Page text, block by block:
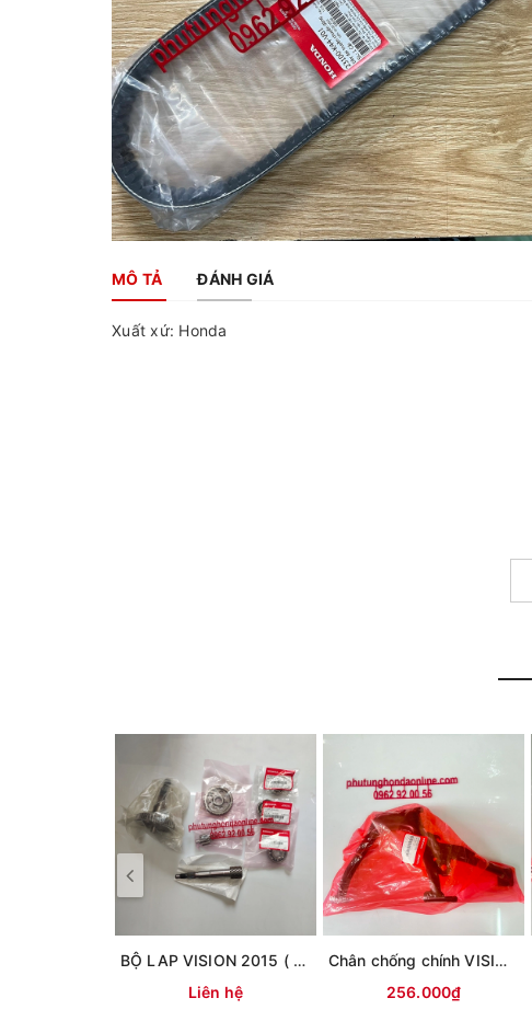
MÔ TẢ ĐÁNH GIÁ
Xuất xứ: Honda
BỘ LAP VISION 2015 ( CÓ GIÒ ĐẠP)
Liên hệ
Chân chống chính VISION 2021 PHIÊN BẢN THỂ THAO
256.000₫